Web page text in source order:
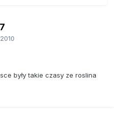
były takie czasy ze roslina